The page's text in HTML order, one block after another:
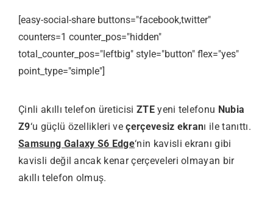
[easy-social-share buttons="facebook,twitter"
counters=1 counter_pos="hidden"
total_counter_pos="leftbig" style="button" flex="yes"
point_type="simple"]
Çinli akıllı telefon üreticisi ZTEyeni telefonu Nubia
Z9‘u güçlü özellikleri veçerçevesiz ekranı ile tanıttı.
Samsung Galaxy S6 Edge‘nin kavisli ekranı gibi
kavisli değil ancak kenar çerçeveleri olmayan bir
akıllı telefon olmuş.